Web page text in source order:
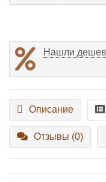
Нашли
Описание
Отзывы (0)